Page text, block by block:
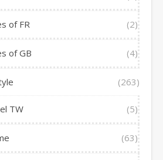
of FR (2)
of GB (4)
(263)
TW (5)
(63)